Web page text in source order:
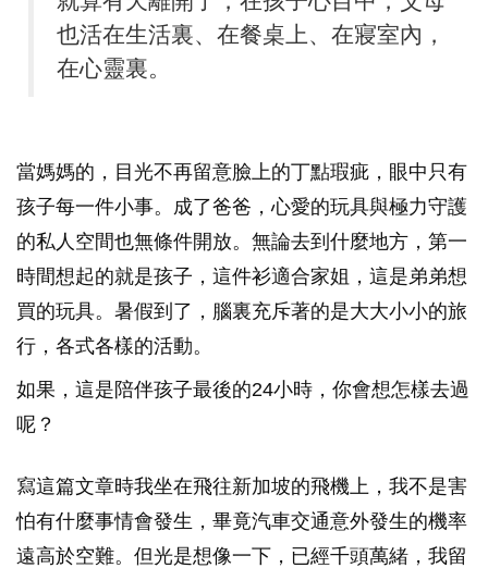
也活在生活裏、在餐桌上、在寢室內，
在心靈裏。
當媽媽的，目光不再留意臉上的丁點瑕疵，眼中只有
孩子每一件小事。成了爸爸，心愛的玩具與極力守護
的私人空間也無條件開放。無論去到什麼地方，第一
時間想起的就是孩子，這件衫適合家姐，這是弟弟想
買的玩具。暑假到了，腦裏充斥著的是大大小小的旅
行，各式各樣的活動。
如果，這是陪伴孩子最後的24小時，你會想怎樣去過
呢？
寫這篇文章時我坐在飛往新加坡的飛機上，我不是害
怕有什麼事情會發生，畢竟汽車交通意外發生的機率
遠高於空難。但光是想像一下，已經千頭萬緒，我留